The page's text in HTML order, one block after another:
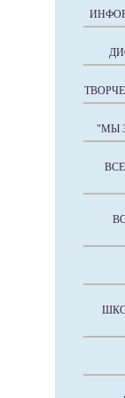
"МЫ